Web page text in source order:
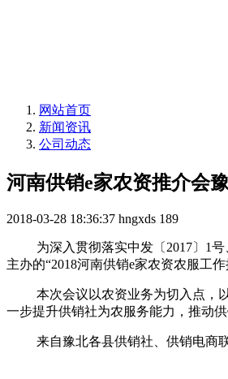
网站首页
新闻资讯
公司动态
河南供销e家农资推介会
2018-03-28 18:36:37 hngxds 189
为深入贯彻落实中发〔2017〕1
主办的“2018河南供销e家农资农服工
本次会议以农资业务为切入点，
一步提升供销社为农服务能力，推动
来自豫北各县供销社、供销电商